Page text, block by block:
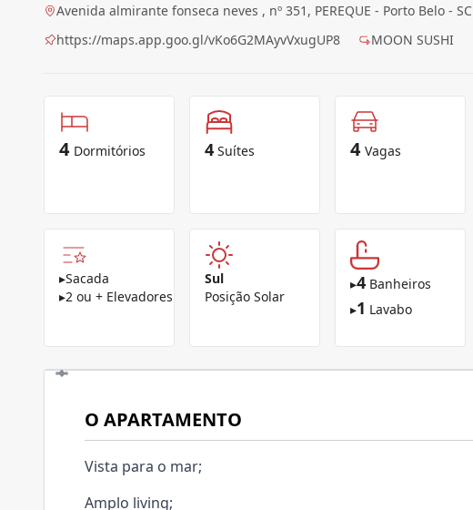
Avenida almirante fonseca neves , nº 351, PEREQUE - Porto Belo - SC
https://maps.app.goo.gl/vKo6G2MAyvVxugUP8
MOON SUSHI
4 Dormitórios 4 Suítes 4 Vagas
▸Sacada
▸2 ou + Elevadores
Sul
Posição Solar
▸4 Banheiros
▸1 Lavabo
O APARTAMENTO
Vista para o mar;
Amplo living;